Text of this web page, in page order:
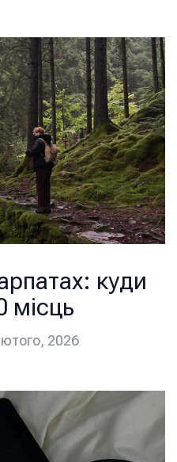
куди
місць
2026